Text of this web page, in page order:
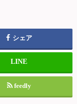
シェア
feedly